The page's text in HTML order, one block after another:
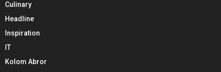
Culinary
Headline
Inspiration
IT
Kolom Abror